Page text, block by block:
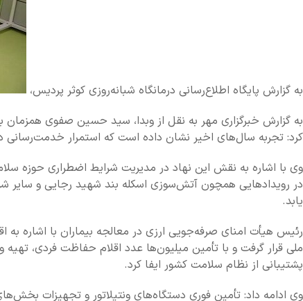
به گزارش پایگاه اطلاع‌رسانی درمانگاه شبانه‌روزی کوثر پردیس،
کرد: تجربه سال‌های اخیر نشان داده است که استمرار خدمت‌رسانی
وی با اشاره به نقش این نهاد در مدیریت شرایط اضطراری حوزه
در رویدادهایی همچون آتش‌سوزی اسکله بند شهید رجایی و سایر
یابد.
رئیس هیأت امنای صرفه‌جویی ارزی در معالجه بیماران با اشاره
پشتیبانی از نظام سلامت کشور ایفا کرد.